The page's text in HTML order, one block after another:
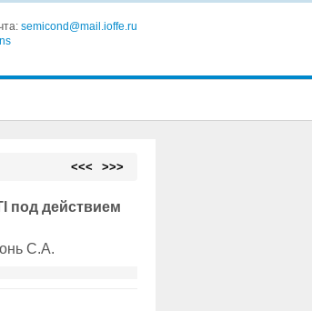
semicond@mail.ioffe.ru
<<< >>>
под действием
С.А.